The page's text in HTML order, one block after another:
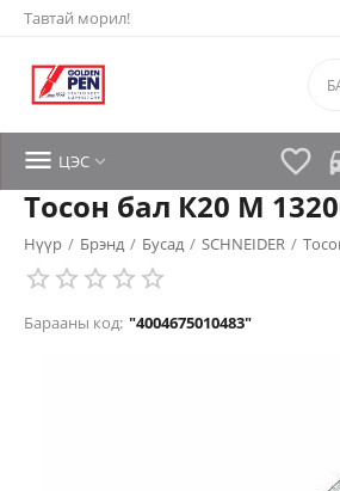
Тавтай морил!

 ЦЭС 
Тосон бал К20 M
Нүүр / Брэнд / Бусад / SCHNEIDER /
Барааны код: "4004675010483"